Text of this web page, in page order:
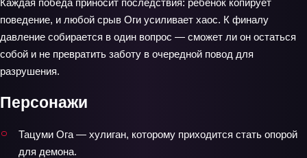
Каждая победа приносит последствия: ребёнок копирует
поведение, и любой срыв Оги усиливает хаос. К финалу
давление собирается в один вопрос — сможет ли он остаться
собой и не превратить заботу в очередной повод для
разрушения.
Персонажи
Тацуми Ога — хулиган, которому приходится стать опорой
для демона.